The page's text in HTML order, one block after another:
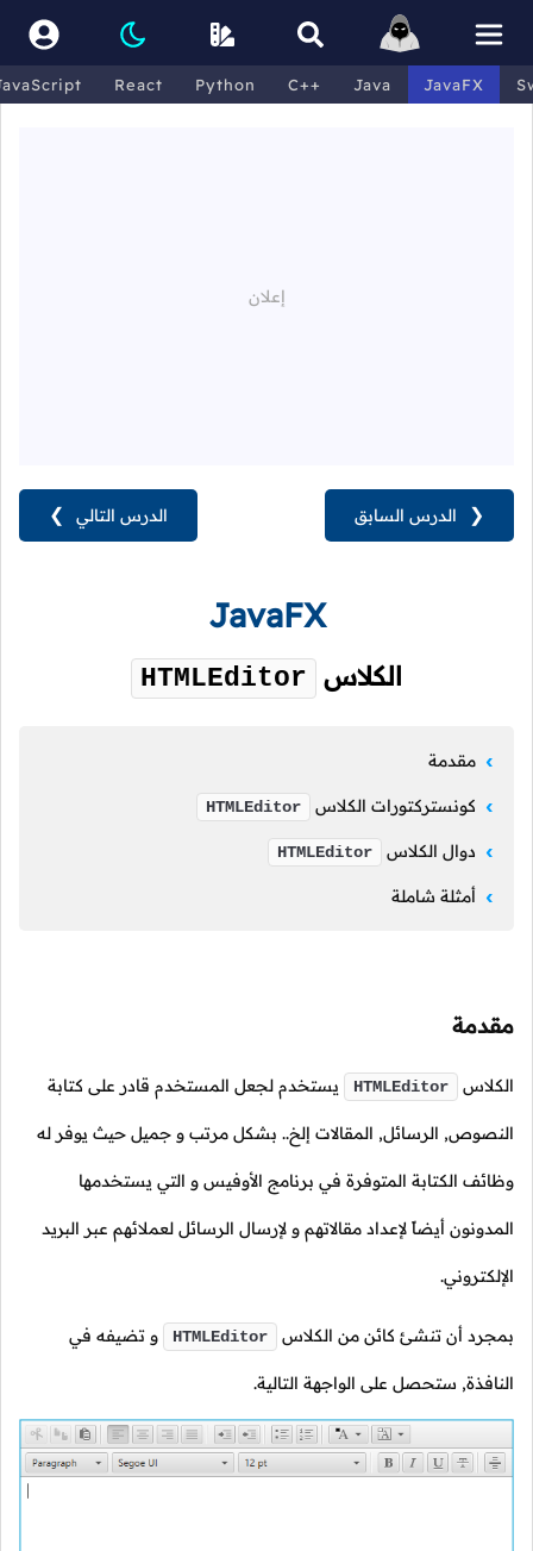
React Python C++ Java JavaFX
الدرس التالي ❯ ❮ الدرس السابق
JavaFX
الكلاس HTMLEditor
مقدمة
كونستركتورات الكلاس HTMLEditor
دوال الكلاس HTMLEditor
أمثلة شاملة
مقدمة
الكلاس HTMLEditor يستخدم لجعل المستخدم قادر على كتابة
النصوص, الرسائل, المقالات إلخ.. بشكل مرتب و جميل حيث يوفر له
وظائف الكتابة المتوفرة في برنامج الأوفيس و التي يستخدمها
المدونون أيضاً لإعداد مقالاتهم و لإرسال الرسائل لعملائهم عبر البريد
الإلكتروني.
بمجرد أن تنشئ كائن من الكلاس HTMLEditor و تضيفه في
النافذة, ستحصل على الواجهة التالية.